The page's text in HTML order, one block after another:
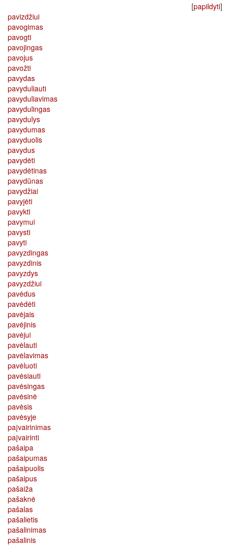
[papildyti]
pavizdžiui
pavogimas
pavogti
pavojingas
pavojus
pavožti
pavydas
pavyduliauti
pavyduliavimas
pavydulingas
pavydulys
pavydumas
pavyduolis
pavydus
pavydėti
pavydėtinas
pavydūnas
pavydžiai
pavyjėti
pavykti
pavymui
pavysti
pavyti
pavyzdingas
pavyzdinis
pavyzdys
pavyzdžiui
pavėdus
pavėdėti
pavėjais
pavėjinis
pavėjui
pavėlauti
pavėlavimas
pavėluoti
pavėsiauti
pavėsingas
pavėsinė
pavėsis
pavėsyje
paįvairinimas
paįvairinti
pašaipa
pašaipumas
pašaipuolis
pašaipus
pašaiža
pašaknė
pašalas
pašalietis
pašalinimas
pašalinis